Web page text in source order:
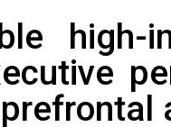
high-